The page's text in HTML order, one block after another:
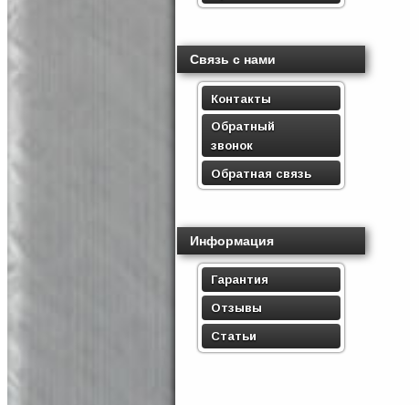
Связь с нами
Контакты
Обратный
звонок
Обратная связь
Информация
Гарантия
Отзывы
Статьи